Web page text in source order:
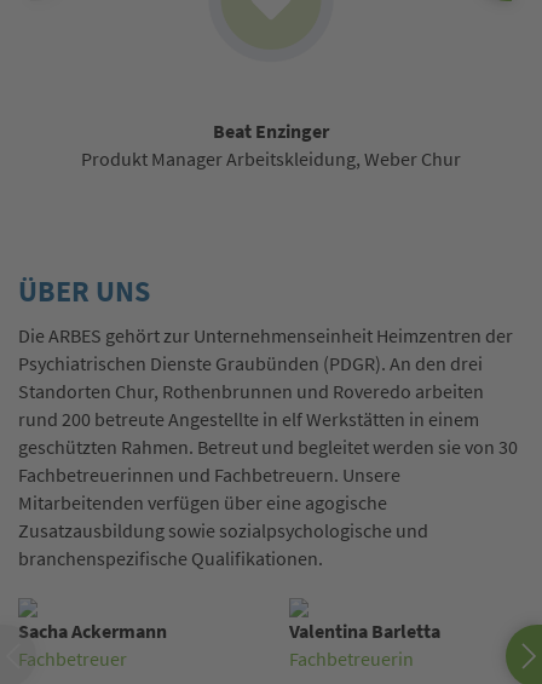
Beat Enzinger
Produkt Manager Arbeitskleidung, Weber Chur
ÜBER UNS
Die ARBES gehört zur Unternehmenseinheit Heimzentren der
Psychiatrischen Dienste Graubünden (PDGR). An den drei
Standorten Chur, Rothenbrunnen und Roveredo arbeiten
rund 200 betreute Angestellte in elf Werkstätten in einem
geschützten Rahmen. Betreut und begleitet werden sie von 30
Fachbetreuerinnen und Fachbetreuern. Unsere
Mitarbeitenden verfügen über eine agogische
Zusatzausbildung sowie sozialpsychologische und
branchenspezifische Qualifikationen.
Sacha Ackermann
Fachbetreuer
Valentina Barletta
Fachbetreuerin